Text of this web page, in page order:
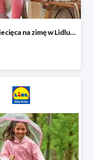
Odzież dziecięca na zimę w Lidlu Online od 9,99 zł